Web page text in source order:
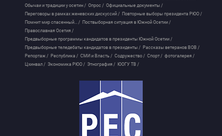
Обычаи и традиции у осетин / Опрос / Официальные документы /
Переговоры в рамках женевских дискуссий / Повторные выборы президента РЮО /
Помнит мир спасенный... / Поствыборная ситуация в Южной Осетии /
Православная Осетия /
Предвыборные программы кандидатов в президенты Южной Осетии /
Предвыборные теледебаты кандидатов в президенты / Рассказы ветеранов ВОВ /
Репортаж / Республика / СМИ и Власть / Содружество / Спорт / фотогалерея /
Цхинвал / Экономика РЮО / Этнография / ЮОГУ ТВ /